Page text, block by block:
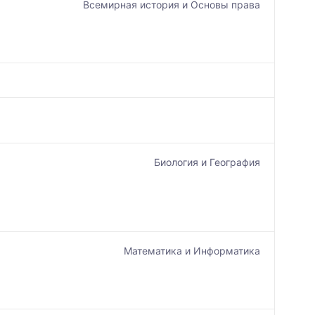
Всемирная история и Основы права
Биология и География
Математика и Информатика